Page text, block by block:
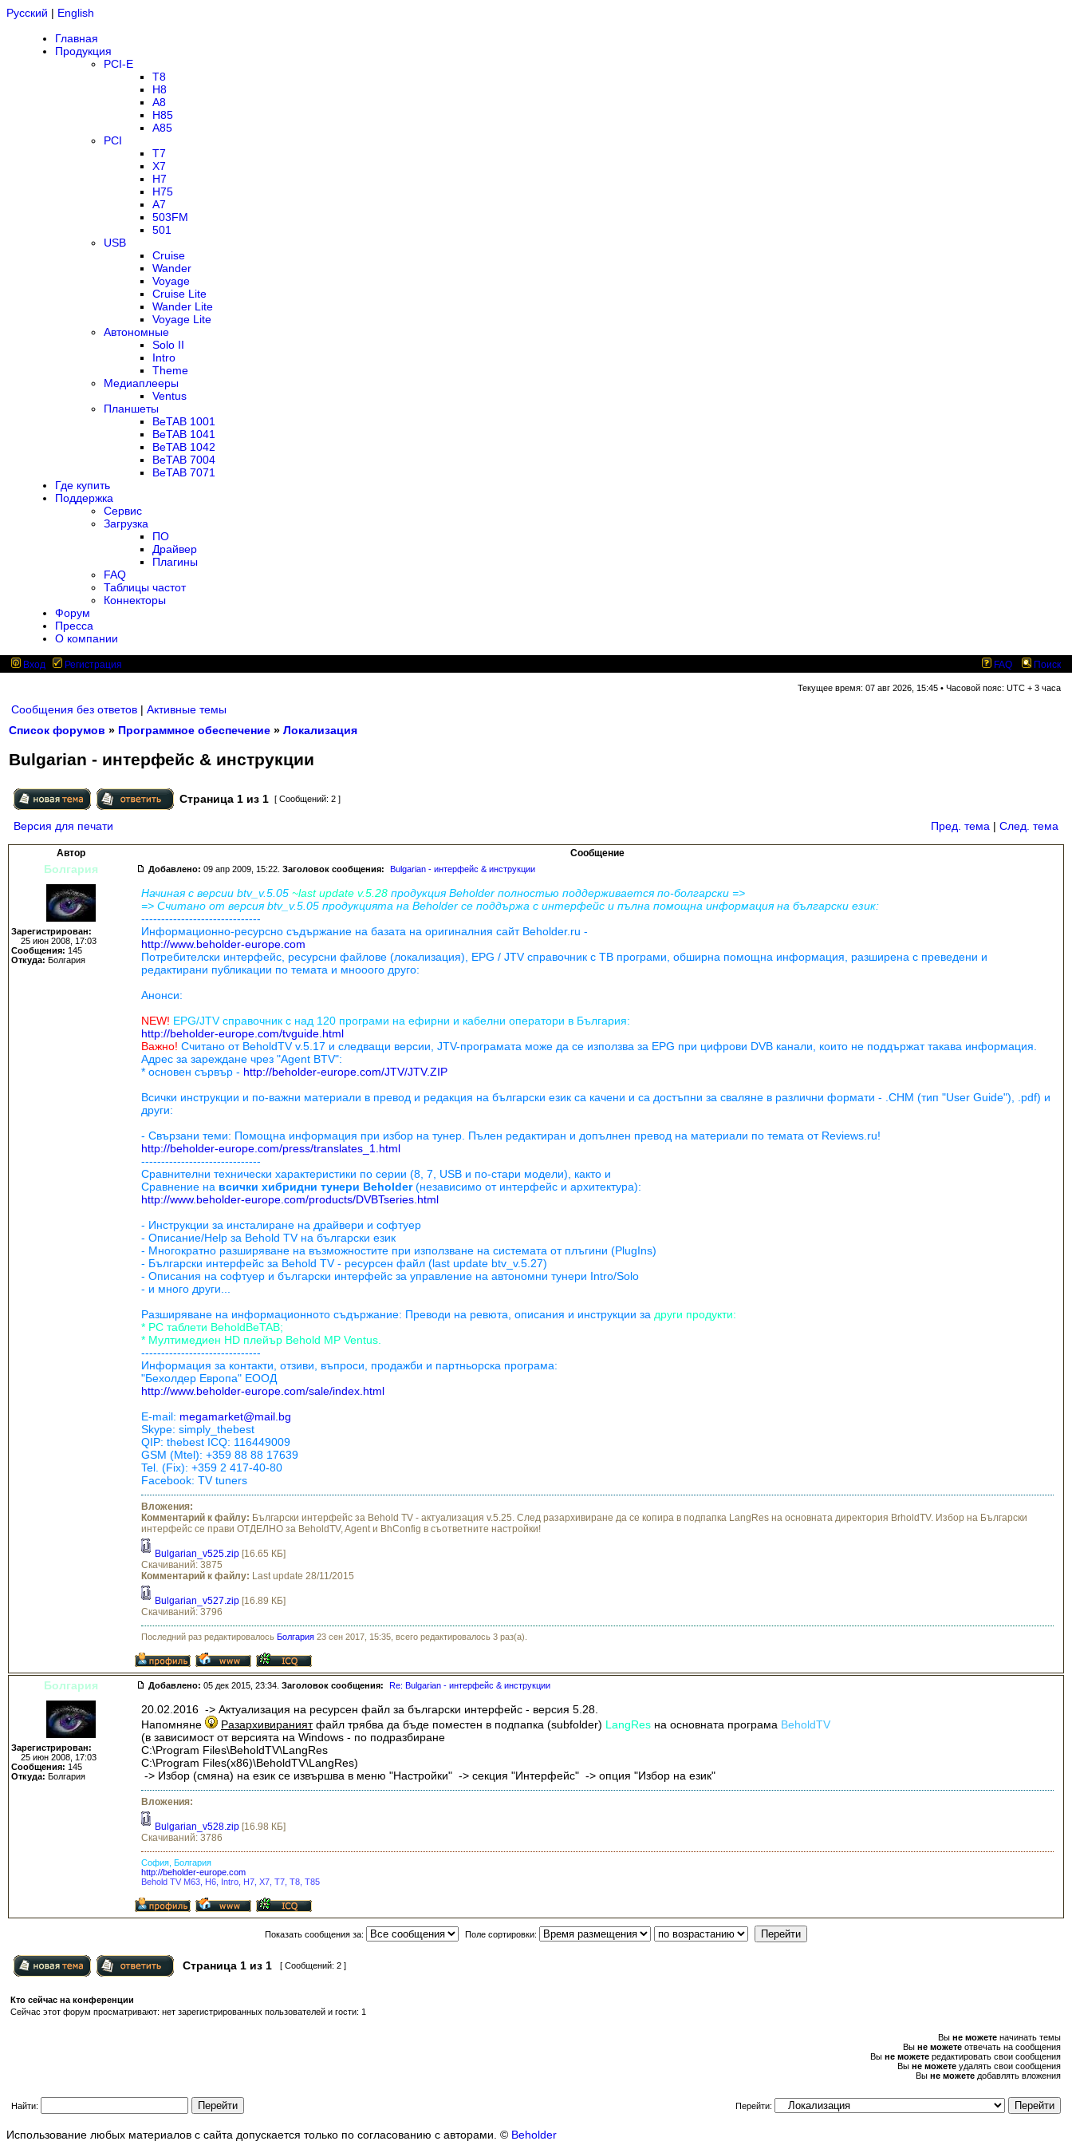
Русский | English
Главная
Продукция
PCI-E
T8
H8
A8
H85
A85
PCI
T7
X7
H7
H75
A7
503FM
501
USB
Cruise
Wander
Voyage
Cruise Lite
Wander Lite
Voyage Lite
Автономные
Solo II
Intro
Theme
Медиаплееры
Ventus
Планшеты
BeTAB 1001
BeTAB 1041
BeTAB 1042
BeTAB 7004
BeTAB 7071
Где купить
Поддержка
Сервис
Загрузка
ПО
Драйвер
Плагины
FAQ
Таблицы частот
Коннекторы
Форум
Пресса
О компании
Вход Регистрация FAQ Поиск
Текущее время: 07 авг 2026, 15:45 • Часовой пояс: UTC + 3 часа
Сообщения без ответов | Активные темы
Список форумов » Программное обеспечение » Локализация
Bulgarian - интерфейс & инструкции
Страница 1 из 1 [ Сообщений: 2 ]
Версия для печати Пред. тема | След. тема
Автор Сообщение
Болгария Добавлено: 09 апр 2009, 15:22. Заголовок сообщения: Bulgarian - интерфейс & инструкции
Зарегистрирован:
25 июн 2008, 17:03
Сообщения: 145
Откуда: Болгария
Начиная с версии btv_v.5.05 ~last update v.5.28 продукция Beholder полностью поддерживается по-болгарски =>
=> Считано от версия btv_v.5.05 продукцията на Beholder се поддържа с интерфейс и пълна помощна информация на български език:
------------------------------
Информационно-ресурсно съдържание на базата на оригиналния сайт Beholder.ru -
http://www.beholder-europe.com
Потребителски интерфейс, ресурсни файлове (локализация), EPG / JTV справочник с ТВ програми, обширна помощна информация, разширена с преведени и
редактирани публикации по темата и мнооого друго:
Анонси:
NEW! EPG/JTV справочник с над 120 програми на ефирни и кабелни оператори в България:
http://beholder-europe.com/tvguide.html
Важно! Считано от BeholdTV v.5.17 и следващи версии, JTV-програмата може да се използва за EPG при цифрови DVB канали, които не поддържат такава информация.
Адрес за зареждане чрез "Agent BTV":
* основен сървър - http://beholder-europe.com/JTV/JTV.ZIP
Всички инструкции и по-важни материали в превод и редакция на български език са качени и са достъпни за сваляне в различни формати - .CHM (тип "User Guide"), .pdf) и
други:
- Свързани теми: Помощна информация при избор на тунер. Пълен редактиран и допълнен превод на материали по темата от Reviews.ru!
http://beholder-europe.com/press/translates_1.html
------------------------------
Сравнителни технически характеристики по серии (8, 7, USB и по-стари модели), както и
Сравнение на всички хибридни тунери Beholder(независимо от интерфейс и архитектура):
http://www.beholder-europe.com/products/DVBTseries.html
- Инструкции за инсталиране на драйвери и софтуер
- Описание/Help за Behold TV на български език
- Многократно разширяване на възможностите при използване на системата от плъгини (PlugIns)
- Български интерфейс за Behold TV - ресурсен файл (last update btv_v.5.27)
- Описания на софтуер и български интерфейс за управление на автономни тунери Intro/Solo
- и много други...
Разширяване на информационното съдържание: Преводи на ревюта, описания и инструкции за други продукти:
* РС таблети BeholdBeTAB;
* Мултимедиен HD плейър Behold MP Ventus.
------------------------------
Информация за контакти, отзиви, въпроси, продажби и партньорска програма:
"Бехолдер Европа" ЕООД
http://www.beholder-europe.com/sale/index.html
E-mail: megamarket@mail.bg
Skype: simply_thebest
QIP: thebest ICQ: 116449009
GSM (Mtel): +359 88 88 17639
Tel. (Fix): +359 2 417-40-80
Facebook: TV tuners
Вложения:
Комментарий к файлу: Български интерфейс за Behold TV - актуализация v.5.25. След разархивиране да се копира в подпапка LangRes на основната директория BrholdTV. Избор на Български
интерфейс се прави ОТДЕЛНО за BeholdTV, Agent и BhConfig в съответните настройки!
Bulgarian_v525.zip [16.65 КБ]
Скачиваний: 3875
Комментарий к файлу: Last update 28/11/2015
Bulgarian_v527.zip [16.89 КБ]
Скачиваний: 3796
Последний раз редактировалось Болгария 23 сен 2017, 15:35, всего редактировалось 3 раз(а).
Болгария Добавлено: 05 дек 2015, 23:34. Заголовок сообщения: Re: Bulgarian - интерфейс & инструкции
Зарегистрирован:
25 июн 2008, 17:03
Сообщения: 145
Откуда: Болгария
20.02.2016 -> Актуализация на ресурсен файл за български интерфейс - версия 5.28.
Напомняне
Разархивираниятфайл трябва да бъде поместен в подпапка (subfolder) LangRes на основната програма BeholdTV
(в зависимост от версията на Windows - по подразбиране
C:\Program Files\BeholdTV\LangRes
C:\Program Files(х86)\BeholdTV\LangRes)
-> Избор (смяна) на език се извършва в меню "Настройки" -> секция "Интерфейс" -> опция "Избор на език"
Вложения:
Bulgarian_v528.zip [16.98 КБ]
Скачиваний: 3786
София, Болгария
http://beholder-europe.com
Behold TV M63, H6, Intro, H7, X7, T7, Т8, Т85
Показать сообщения за: Поле сортировки:
Страница 1 из 1 [ Сообщений: 2 ]
Кто сейчас на конференции
Сейчас этот форум просматривают: нет зарегистрированных пользователей и гости: 1
Вы не можете начинать темы
Вы не можете отвечать на сообщения
Вы не можете редактировать свои сообщения
Вы не можете удалять свои сообщения
Вы не можете добавлять вложения
Найти: Перейти:
Использование любых материалов с сайта допускается только по согласованию с авторами. © Beholder